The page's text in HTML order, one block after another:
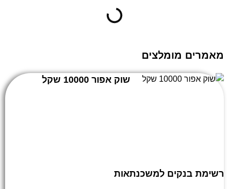
מאמרים מומלצים
שוק אפור 10000 שקל
רשימת בנקים למשכנתאות